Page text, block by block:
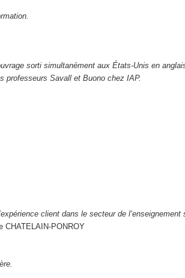
sorti simultanément aux États-Unis en
professeurs Savall et Buono chez IAP.
client dans le secteur de l’enseignement
CHATELAIN-PONROY